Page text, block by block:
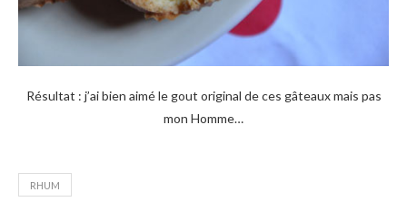
Résultat : j’ai bien aimé le gout original de ces gâteaux mais pas
mon Homme…
RHUM